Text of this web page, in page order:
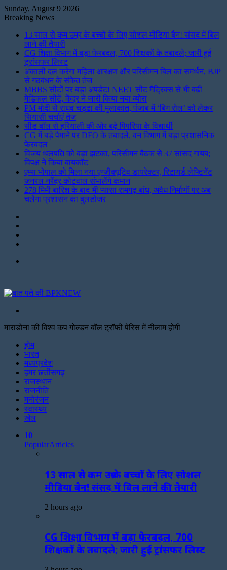
Sunday, August 9 2026
Breaking News
13 साल से कम उम्र के बच्चों के लिए सोशल मीडिया बैन! संसद में बिल
लाने की तैयारी
CG शिक्षा विभाग में बड़ा फेरबदल, 700 शिक्षकों के तबादले; जारी हुई
ट्रांसफर लिस्ट
अकाली दल करेगा महिला आरक्षण और परिसीमन बिल का समर्थन, BJP
से गठबंधन के संकेत तेज
MBBS सीटों पर बड़ा अपडेट! NEET सीट मैट्रिक्स से भी बढ़ीं
मेडिकल सीटें, केंद्र ने जारी किया नया ब्योरा
PM मोदी से राघव चड्ढा की मुलाकात, पंजाब में ‘बिग रोल’ को लेकर
सियासी चर्चाएं तेज
सीड बॉल से हरियाली की ओर बढ़े पिपरिया के विद्यार्थी
CG में बड़े पैमाने पर DFO के तबादले, वन विभाग में बड़ा प्रशासनिक
फेरबदल
विजय थलपति को बड़ा झटका, परिसीमन बैठक से 37 सांसद गायब;
विपक्ष ने किया बायकॉट
एम्स भोपाल को मिला नया एग्जीक्यूटिव डायरेक्टर, रिटायर्ड लेफ्टिनेंट
जनरल नरेंद्र कोटवाल संभालेंगे कमान
278 मिमी बारिश के बाद भी प्यासा रामगढ़ बांध, अवैध निर्माणों पर अब
चलेगा प्रशासन का बुलडोजर
माराडोना की विश्व कप गोल्डन बॉल ट्रॉफी पेरिस में नीलाम होगी
होम
भारत
मध्यप्रदेश
हमर छत्तीसगढ़
राजस्थान
राजनीति
मनोरंजन
स्वास्थ्य
खेल
10
PopularArticles
13 साल से कम उम्र के बच्चों के लिए सोशल
मीडिया बैन! संसद में बिल लाने की तैयारी
2 hours ago
CG शिक्षा विभाग में बड़ा फेरबदल, 700
शिक्षकों के तबादले; जारी हुई ट्रांसफर लिस्ट